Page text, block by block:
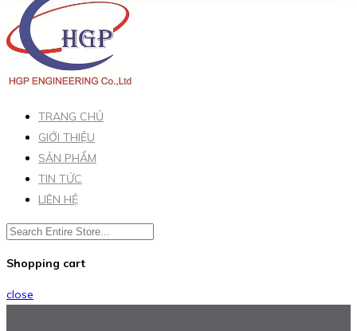
TRANG CHỦ
GIỚI THIỆU
SẢN PHẨM
TIN TỨC
LIÊN HỆ
Shopping cart
close